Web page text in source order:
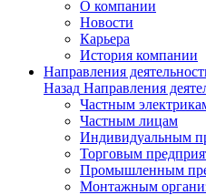
О компании
Новости
Карьера
История компании
Направления
Назад Направления
Частным
Частным лицам
Индивидуальным
Торговым
Промышленным
Монтажным